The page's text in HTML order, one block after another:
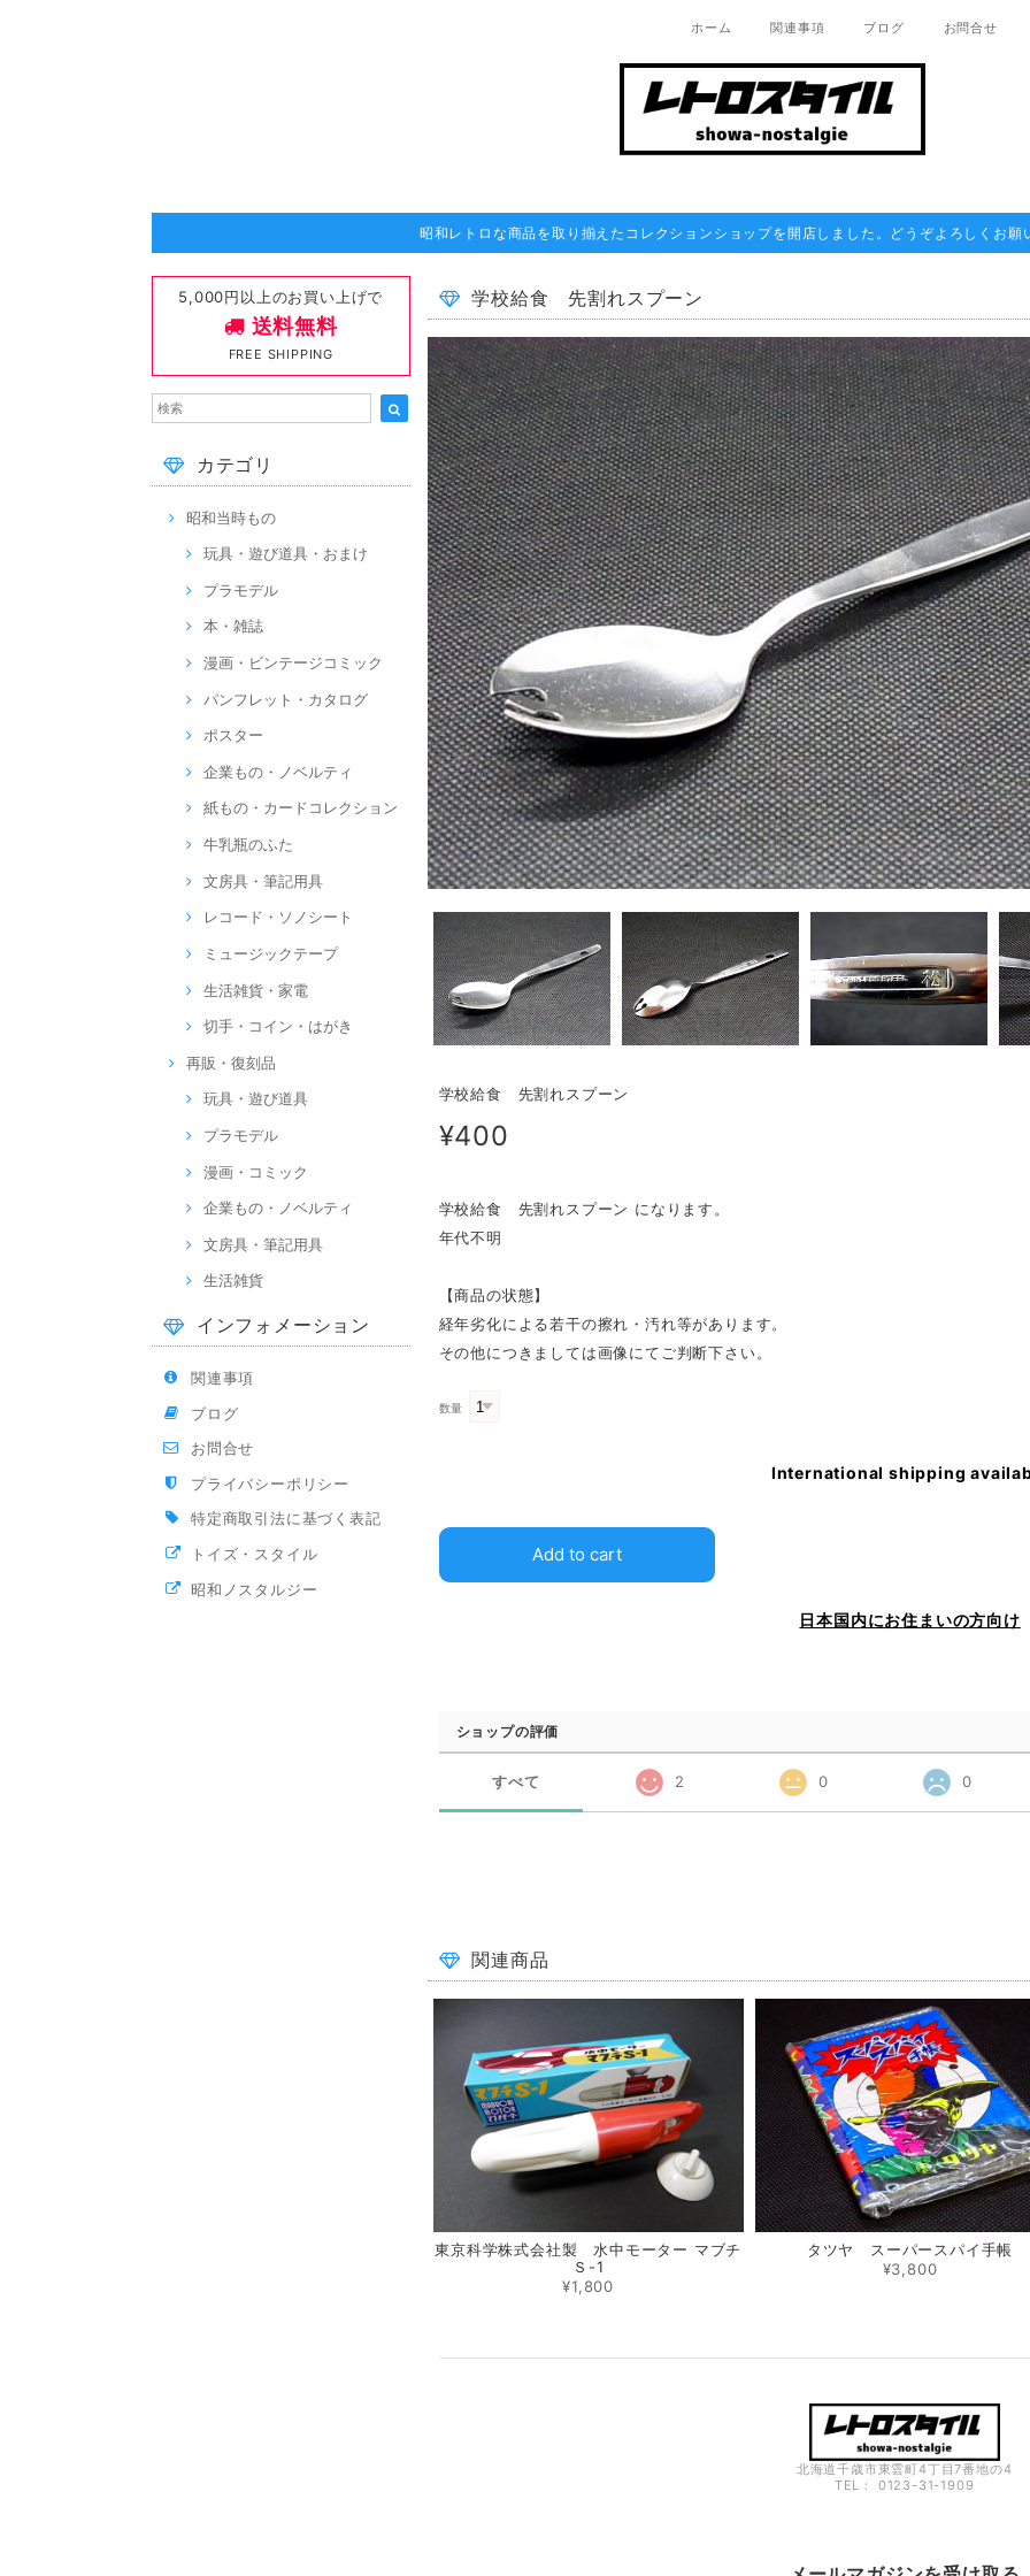
ホーム 関連事項 ブログ お問合せ
昭和レトロな商品を取り揃えたコレクションショップを開店しました。どうぞよろしくお願
5,000円以上のお買い上げで
送料無料
FREE SHIPPING
カテゴリ
昭和当時もの
玩具・遊び道具・おまけ
プラモデル
本・雑誌
漫画・ビンテージコミック
パンフレット・カタログ
ポスター
企業もの・ノベルティ
紙もの・カードコレクション
牛乳瓶のふた
文房具・筆記用具
レコード・ソノシート
ミュージックテープ
生活雑貨・家電
切手・コイン・はがき
再販・復刻品
玩具・遊び道具
プラモデル
漫画・コミック
企業もの・ノベルティ
文房具・筆記用具
生活雑貨
インフォメーション
関連事項
ブログ
お問合せ
プライバシーポリシー
特定商取引法に基づく表記
トイズ・スタイル
昭和ノスタルジー
学校給食 先割れスプーン
学校給食 先割れスプーン
¥400
学校給食 先割れスプーン になります。
年代不明
【商品の状態】
経年劣化による若干の擦れ・汚れ等があります。
その他につきましては画像にてご判断下さい。
数量
International shipping
Add to cart
日本国内にお住まいの方向け
ショップの評価
すべて 2 0 0
関連商品
東京科学株式会社製 水中モーター マブチ
Ｓ-1
¥1,800
タツヤ スーパースパイ手帳
¥3,800
北海道千歳市東雲町4丁目7番地の4
TEL： 0123-31-1909